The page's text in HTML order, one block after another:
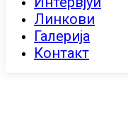
Линкови
Галерија
Контакт